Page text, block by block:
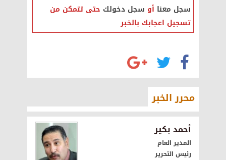
سجل معنا أو سجل دخولك حتى تتمكن من
تسجيل اعجابك بالخبر
محرر الخبر
أحمد بكير
المدير العام
رئيس التحرير